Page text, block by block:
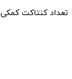
تعداد کنتاکت کمکی